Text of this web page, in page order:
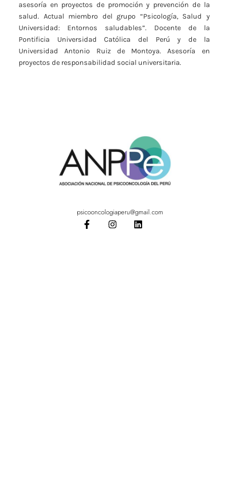
asesoría en proyectos de promoción y prevención de la
salud. Actual miembro del grupo “Psicología, Salud y
Universidad: Entornos saludables”. Docente de la
Pontificia Universidad Católica del Perú y de la
Universidad Antonio Ruiz de Montoya. Asesoría en
proyectos de responsabilidad social universitaria.
psicooncologiaperu@gmail.com